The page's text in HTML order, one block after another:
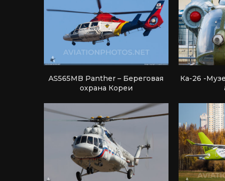
AS565MB Panther – Береговая
охрана Кореи
Ка-26 -